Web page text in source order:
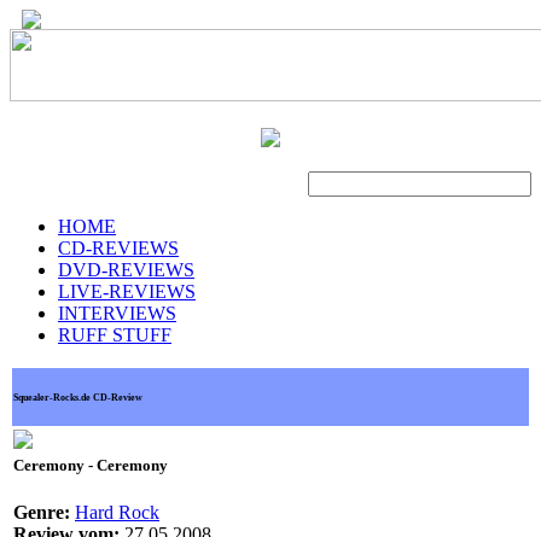
HOME
CD-REVIEWS
DVD-REVIEWS
LIVE-REVIEWS
INTERVIEWS
RUFF STUFF
Squealer-Rocks.de CD-Review
Ceremony - Ceremony
Genre: Hard Rock